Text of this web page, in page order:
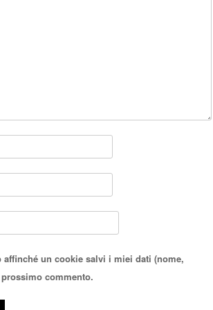
affinché un cookie salvi i miei dati (nome,
commento.